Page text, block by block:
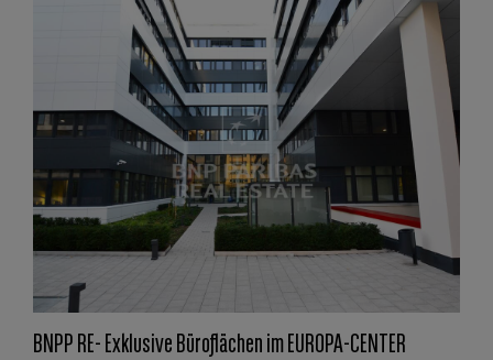
BNPP RE- Exklusive Büroflächen im EUROPA-CENTER